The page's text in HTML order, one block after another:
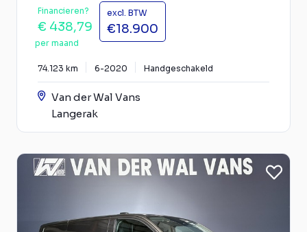
Financieren?
€ 438,79
per maand
excl. BTW
€18.900
74.123 km 6-2020 Handgeschakeld
Van der Wal Vans
Langerak